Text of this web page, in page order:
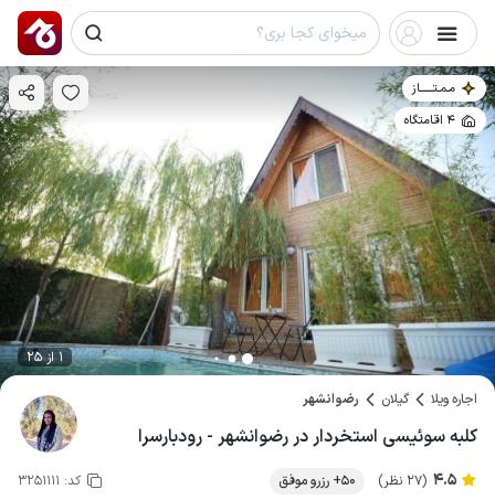
مـمـتــــــاز
4 اقامتگاه
1 از 25
اجاره ویلا گیلان رضوانشهر
کلبه سوئیسی استخردار در رضوانشهر - رودبارسرا
4.5 (27 نظر) 50+ رزرو موفق کد: 3251111